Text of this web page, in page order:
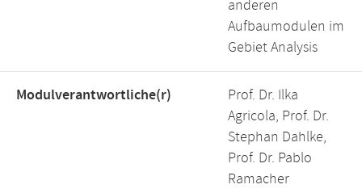
anderen
Aufbaumodulen im
Gebiet Analysis
Modulverantwortliche(r)
Prof. Dr. Ilka
Agricola, Prof. Dr.
Stephan Dahlke,
Prof. Dr. Pablo
Ramacher